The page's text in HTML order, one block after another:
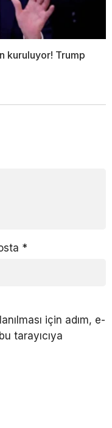
kuruluyor! Trump
*
için adım, e-
tarayıcıya